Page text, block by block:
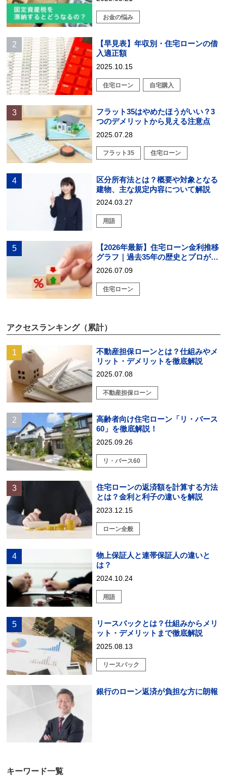
お金の悩み
【早見表】年収別・住宅ローンの借
入適正額
2025.10.15
住宅ローン 自宅購入
フラット35はやめたほうがいい？3
つのデメリットから見える注意点
2025.07.28
フラット35 住宅ローン
区分所有法とは？概要や対象となる
建物、主な規定内容について解説
2024.03.27
用語
【2026年最新】住宅ローン金利推移
グラフ｜過去35年の歴史とプロが教
える戦略的選び方
2026.07.09
住宅ローン
アクセスランキング（累計）
不動産担保ローンとは？仕組みやメ
リット・デメリットを徹底解説
2025.07.08
不動産担保ローン
高齢者向け住宅ローン「リ・バース
60」を徹底解説！
2025.09.26
リ・バース60
住宅ローンの返済額を計算する方法
とは？金利と利子の違いを解説
2023.12.15
ローン全般
物上保証人と連帯保証人の違いと
は？
2024.10.24
用語
リースバックとは？仕組みからメリ
ット・デメリットまで徹底解説
2025.08.13
リースバック
銀行のローン返済が負担な方に朗報
キーワード一覧